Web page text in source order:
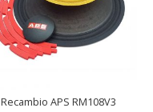
Recambio APS RM108V3